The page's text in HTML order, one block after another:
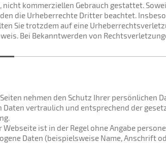
kommerziellen Gebrauch gestattet.
die Urheberrechte Dritter beachtet.
Sie trotzdem auf eine
Bei Bekanntwerden von
nehmen den Schutz Ihrer persönlichen
Daten vertraulich und entsprechend der
Webseite ist in der Regel ohne Angabe
Daten (beispielsweise Name, Anschrift